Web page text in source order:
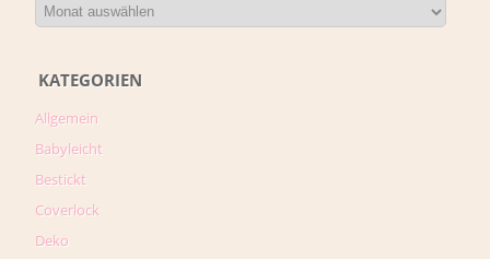
KATEGORIEN
Allgemein
Babyleicht
Bestickt
Coverlock
Deko